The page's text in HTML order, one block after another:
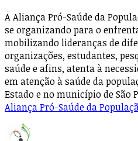
A Aliança Pró-Saúde da
se organizando para o
mobilizando lideranças de
organizações, estudantes,
saúde e afins, atenta à
em atenção à saúde da
Estado e no município de São
Aliança Pró-Saúde da